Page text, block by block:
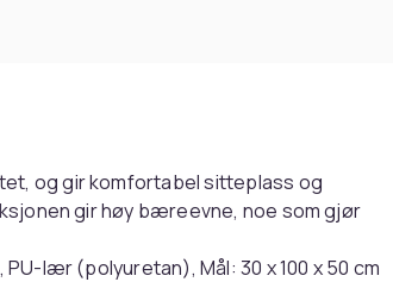
og gir komfortabel sitteplass og
gir høy bæreevne, noe som gjør
lær (polyuretan), Mål: 30 x 100 x 50 cm